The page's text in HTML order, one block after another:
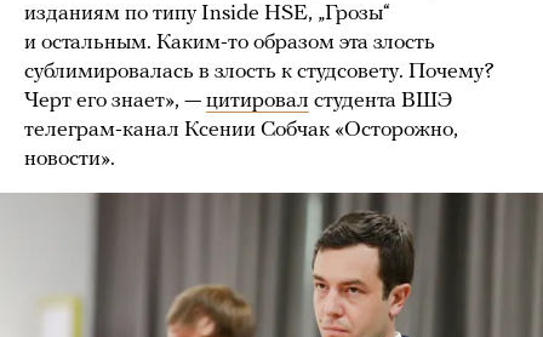
изданиям по типу Inside HSE, „Грозы“
и остальным. Каким-то образом эта злость
сублимировалась в злость к студсовету. Почему?
Черт его знает», — цитировал студента ВШЭ
телеграм-канал Ксении Собчак «Осторожно,
новости».